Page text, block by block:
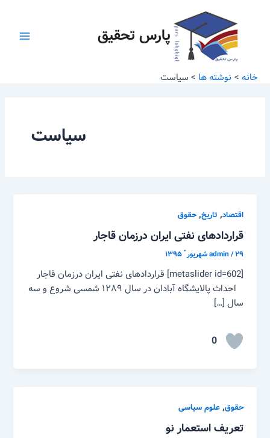
پارس تحقیق
خانه نوشته ها سیاست
سیاست
اقتصاد, تاریخ,حقوق
قراردادهای نفتی ایران درزمان قاجار
admin/۲۹ شهریور ّ ۱۳۹۵
[metaslider id=602] قراردادهای نفتی ایران درزمان قاجار
احداث پالایشگاه آبادان در سال ۱۲۸۹ شمسی شروع و سه
سال […]
0
حقوق,علوم سیاسی
تعریف استعمار نو